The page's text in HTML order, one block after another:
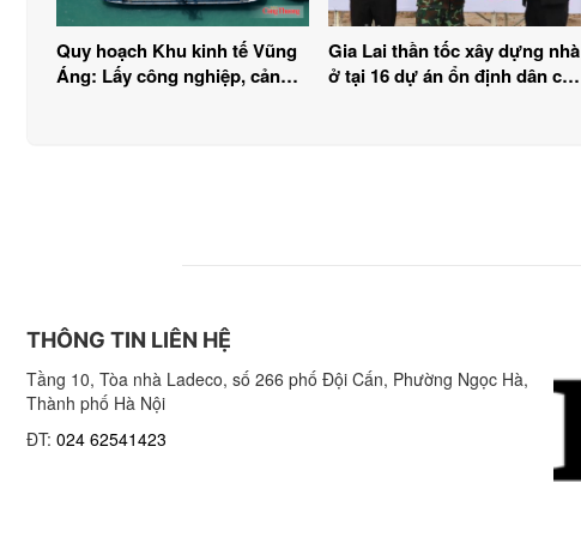
Quy hoạch Khu kinh tế Vũng
Áng: Lấy công nghiệp, cảng
Gia Lai thần tốc xây dựng nhà
ở tại 16 dự án ổn định dân cư
THÔNG TIN LIÊN HỆ
Tầng 10, Tòa nhà Ladeco, số 266 phố Đội Cấn, Phường Ngọc Hà,
Thành phố Hà Nội
ĐT: 024 62541423